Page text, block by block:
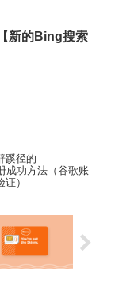
新的Bing搜索
蹊径的
成功方法（谷歌账
）